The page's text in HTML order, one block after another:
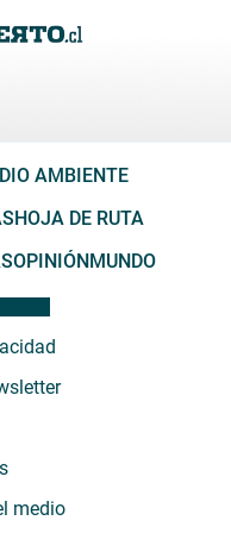
AMBIENTE
HOJA DE RUTA
OPINIÓN MUNDO
medio